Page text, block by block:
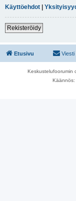
Käyttöehdot |
Rekisteröidy
Etusivu Viesti
Keskustelufoorumin
Käännös: